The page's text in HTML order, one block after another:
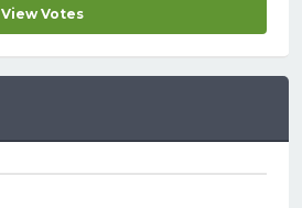
View Votes